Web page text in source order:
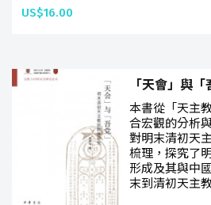
US$16.00
「天會」與「
本書從「天主
合宏觀的分析
對明末清初天
梳理，探究了
形成及其與中
末到清初天主